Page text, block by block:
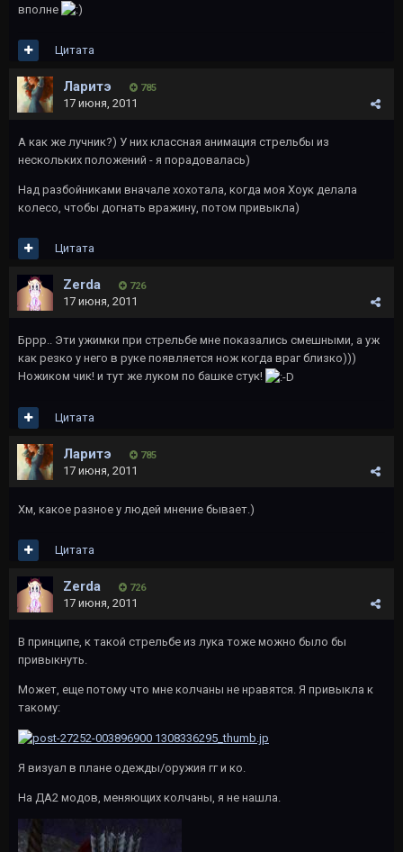
вполне
Цитата
Ларитэ 785
17 июня, 2011
А как же лучник?) У них классная анимация стрельбы из
нескольких положений - я порадовалась)
Над разбойниками вначале хохотала, когда моя Хоук делала
колесо, чтобы догнать вражину, потом привыкла)
Цитата
Zerda 726
17 июня, 2011
Бррр.. Эти ужимки при стрельбе мне показались смешными, а уж
как резко у него в руке появляется нож когда враг близко)))
Ножиком чик! и тут же луком по башке стук!
Цитата
Ларитэ 785
17 июня, 2011
Хм, какое разное у людей мнение бывает.)
Цитата
Zerda 726
17 июня, 2011
В принципе, к такой стрельбе из лука тоже можно было бы
привыкнуть.
Может, еще потому что мне колчаны не нравятся. Я привыкла к
такому:
Я визуал в плане одежды/оружия гг и ко.
На ДА2 модов, меняющих колчаны, я не нашла.